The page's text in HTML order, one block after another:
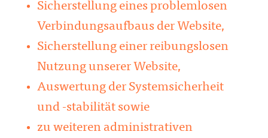
Sicherstellung eines problemlosen
Verbindungsaufbaus der Website,
Sicherstellung einer reibungslosen
Nutzung unserer Website,
Auswertung der Systemsicherheit
und -stabilität sowie
zu weiteren administrativen